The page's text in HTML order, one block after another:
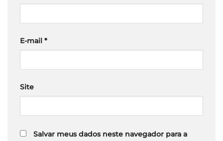
E-mail *
Site
Salvar meus dados neste navegador para a